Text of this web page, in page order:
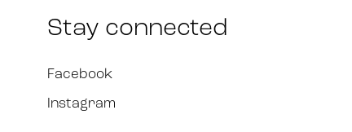
Stay connected
Facebook
Instagram